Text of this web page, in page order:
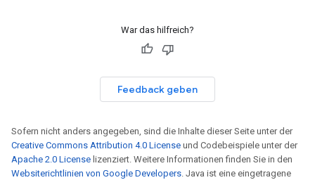
War das hilfreich?
Feedback geben
Sofern nicht anders angegeben, sind die Inhalte dieser Seite unter der
Creative Commons Attribution 4.0 License und Codebeispiele unter der
Apache 2.0 License lizenziert. Weitere Informationen finden Sie in den
Websiterichtlinien von Google Developers. Java ist eine eingetragene